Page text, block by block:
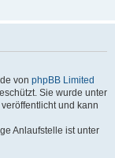
von phpBB Limited
Sie wurde unter
und kann
Anlaufstelle ist unter